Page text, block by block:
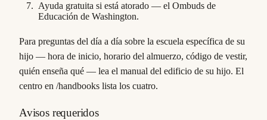
Ayuda gratuita si está atorado — el Ombuds de
Educación de Washington.
Para preguntas del día a día sobre la escuela específica de su
hijo — hora de inicio, horario del almuerzo, código de vestir,
quién enseña qué — lea el manual del edificio de su hijo. El
centro en /handbooks lista los cuatro.
Avisos requeridos